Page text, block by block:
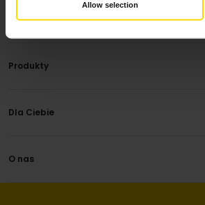
Allow selection
Produkty
Dla Ciebie
O nas